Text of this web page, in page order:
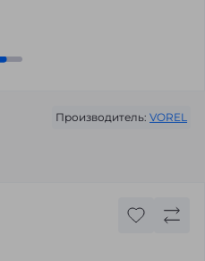
Производитель: VOREL